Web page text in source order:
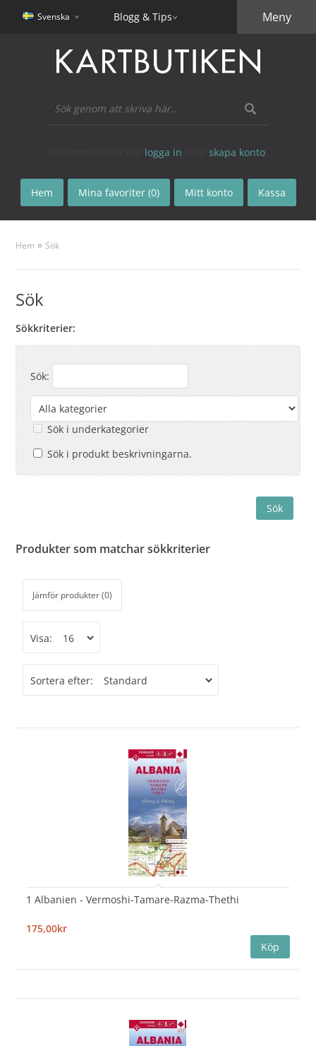
Svenska Blogg & Tips
logga in skapa konto
Hem Mina favoriter (0) Mitt konto Kassa
Meny
Hem » Sök
Sök
Sökkriterier:
Sök:
Sök i underkategorier
Sök i produkt beskrivningarna.
Produkter som matchar sökkriterier
Jämför produkter (0)
Visa:
Sortera efter:
1 Albanien - Vermoshi-Tamare-Razma-Thethi
175,00kr